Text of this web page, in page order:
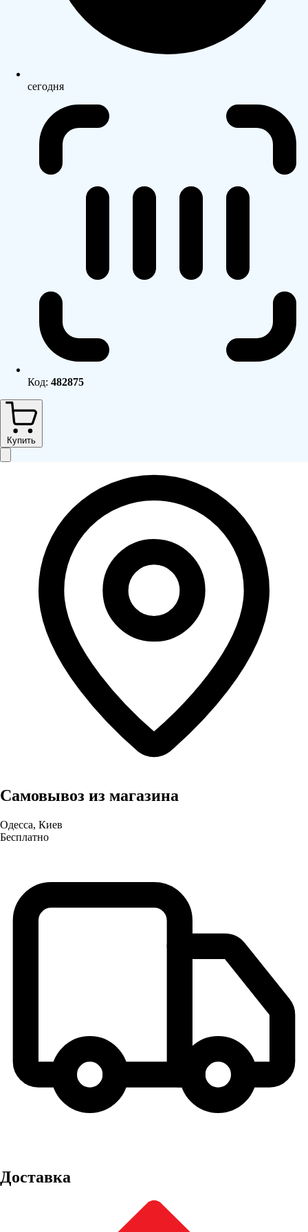
сегодня
Код: 482875
Купить
Самовывоз из магазина
Одесса, Киев
Бесплатно
Доставка